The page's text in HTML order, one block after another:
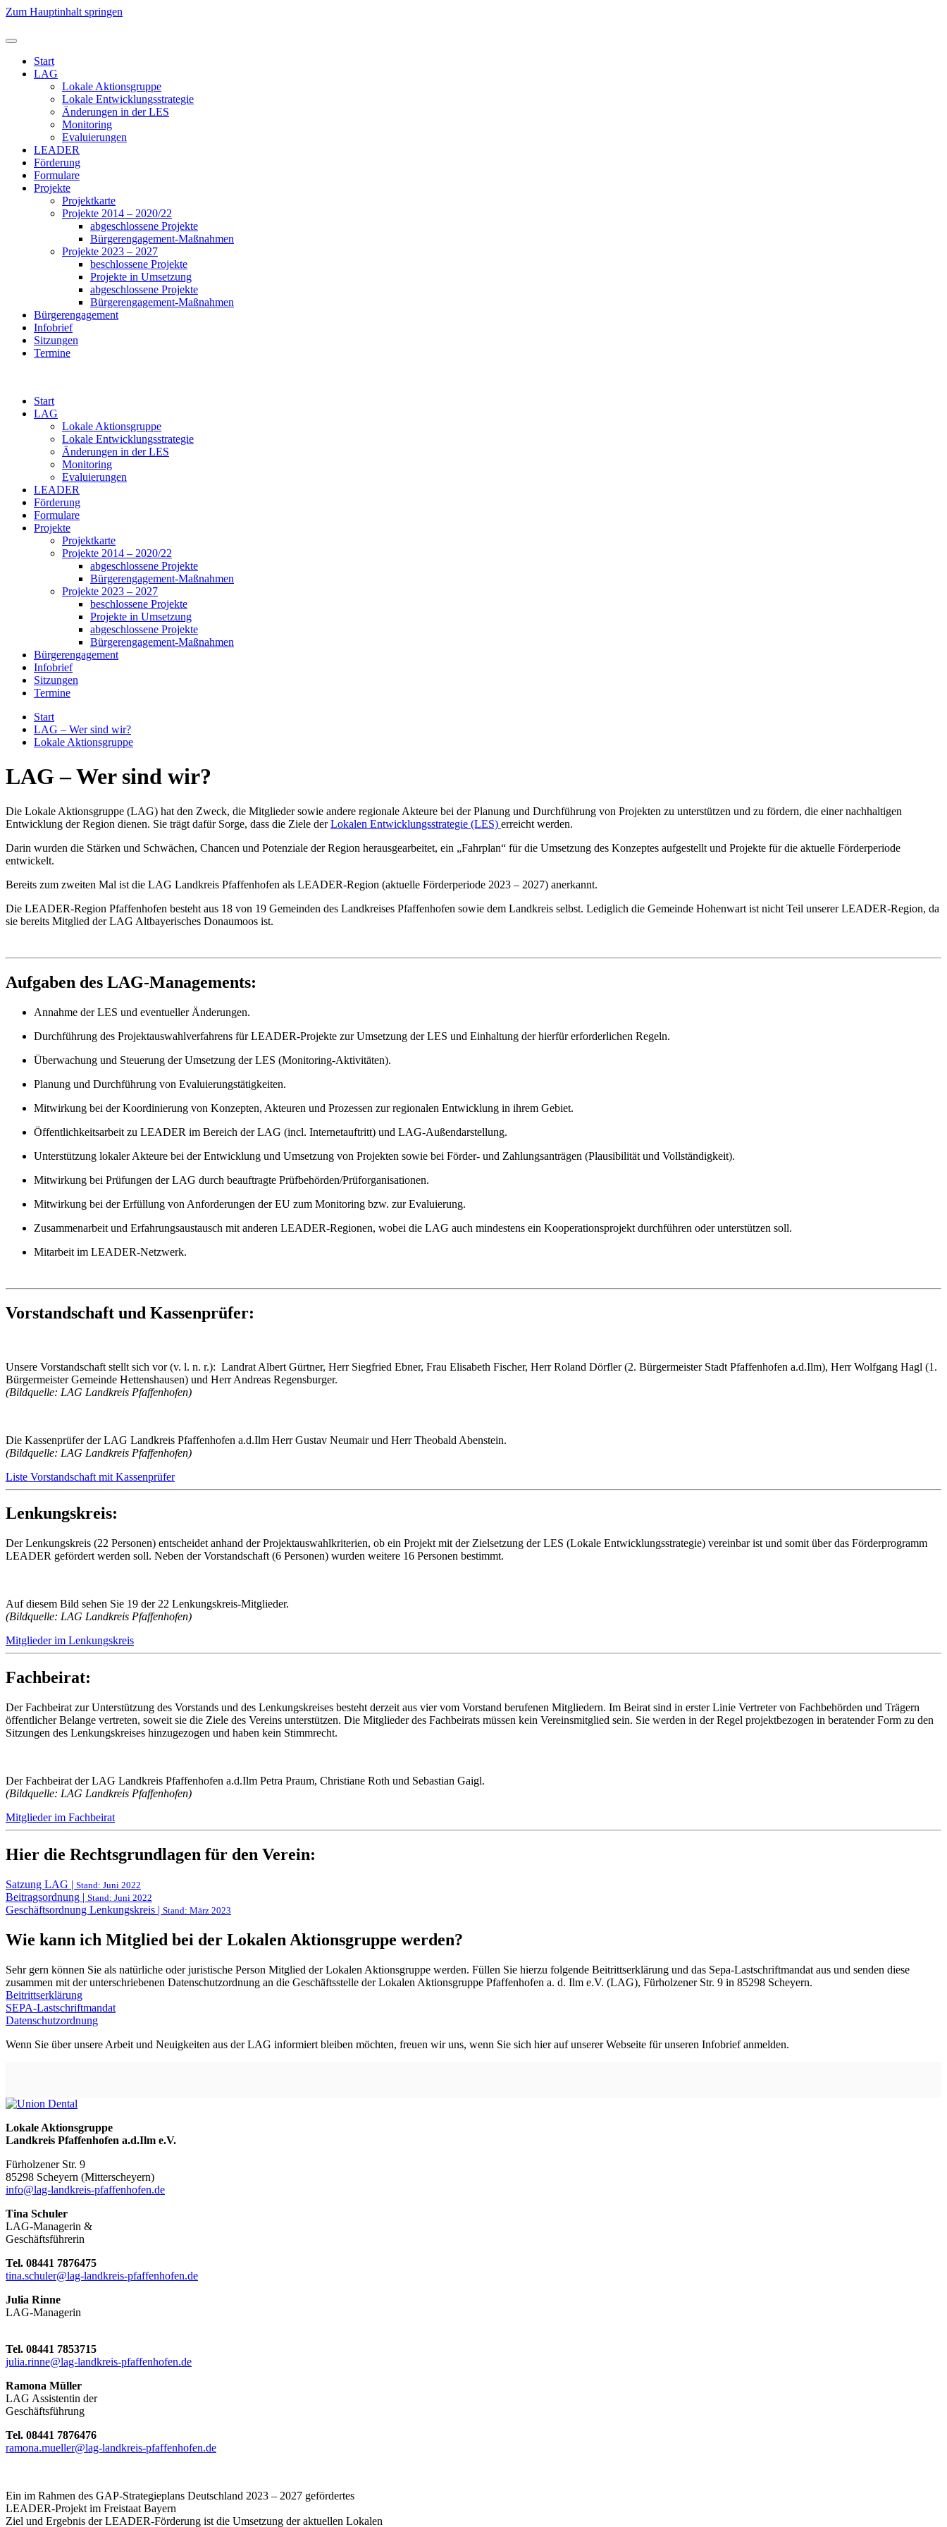
Zum Hauptinhalt springen
Start
LAG
Lokale Aktionsgruppe
Lokale Entwicklungsstrategie
Änderungen in der LES
Monitoring
Evaluierungen
LEADER
Förderung
Formulare
Projekte
Projektkarte
Projekte 2014 – 2020/22
abgeschlossene Projekte
Bürgerengagement-Maßnahmen
Projekte 2023 – 2027
beschlossene Projekte
Projekte in Umsetzung
abgeschlossene Projekte
Bürgerengagement-Maßnahmen
Bürgerengagement
Infobrief
Sitzungen
Termine
Start
LAG
Lokale Aktionsgruppe
Lokale Entwicklungsstrategie
Änderungen in der LES
Monitoring
Evaluierungen
LEADER
Förderung
Formulare
Projekte
Projektkarte
Projekte 2014 – 2020/22
abgeschlossene Projekte
Bürgerengagement-Maßnahmen
Projekte 2023 – 2027
beschlossene Projekte
Projekte in Umsetzung
abgeschlossene Projekte
Bürgerengagement-Maßnahmen
Bürgerengagement
Infobrief
Sitzungen
Termine
Start
LAG – Wer sind wir?
Lokale Aktionsgruppe
LAG – Wer sind wir?
Die Lokale Aktionsgruppe (LAG) hat den Zweck, die Mitglieder sowie andere regionale Akteure bei der Planung und Durchführung von Projekten zu unterstützen und zu fördern, die einer nachhaltigen
Entwicklung der Region dienen. Sie trägt dafür Sorge, dass die Ziele derLokalen Entwicklungsstrategie (LES) erreicht werden.
Darin wurden die Stärken und Schwächen, Chancen und Potenziale der Region herausgearbeitet, ein „Fahrplan“ für die Umsetzung des Konzeptes aufgestellt und Projekte für die aktuelle Förderperiode
entwickelt.
Bereits zum zweiten Mal ist die LAG Landkreis Pfaffenhofen als LEADER-Region (aktuelle Förderperiode 2023 – 2027) anerkannt.
Die LEADER-Region Pfaffenhofen besteht aus 18 von 19 Gemeinden des Landkreises Pfaffenhofen sowie dem Landkreis selbst. Lediglich die Gemeinde Hohenwart ist nicht Teil unserer LEADER-Region, da
sie bereits Mitglied der LAG Altbayerisches Donaumoos ist.
Aufgaben des LAG-Managements:
Annahme der LES und eventueller Änderungen.
Durchführung des Projektauswahlverfahrens für LEADER-Projekte zur Umsetzung der LES und Einhaltung der hierfür erforderlichen Regeln.
Überwachung und Steuerung der Umsetzung der LES (Monitoring-Aktivitäten).
Planung und Durchführung von Evaluierungstätigkeiten.
Mitwirkung bei der Koordinierung von Konzepten, Akteuren und Prozessen zur regionalen Entwicklung in ihrem Gebiet.
Öffentlichkeitsarbeit zu LEADER im Bereich der LAG (incl. Internetauftritt) und LAG-Außendarstellung.
Unterstützung lokaler Akteure bei der Entwicklung und Umsetzung von Projekten sowie bei Förder- und Zahlungsanträgen (Plausibilität und Vollständigkeit).
Mitwirkung bei Prüfungen der LAG durch beauftragte Prüfbehörden/Prüforganisationen.
Mitwirkung bei der Erfüllung von Anforderungen der EU zum Monitoring bzw. zur Evaluierung.
Zusammenarbeit und Erfahrungsaustausch mit anderen LEADER-Regionen, wobei die LAG auch mindestens ein Kooperationsprojekt durchführen oder unterstützen soll.
Mitarbeit im LEADER-Netzwerk.
Vorstandschaft und Kassenprüfer:
Unsere Vorstandschaft stellt sich vor (v. l. n. r.): Landrat Albert Gürtner, Herr Siegfried Ebner, Frau Elisabeth Fischer, Herr Roland Dörfler (2. Bürgermeister Stadt Pfaffenhofen a.d.Ilm), Herr Wolfgang Hagl (1.
Bürgermeister Gemeinde Hettenshausen) und Herr Andreas Regensburger.
(Bildquelle: LAG Landkreis Pfaffenhofen)
Die Kassenprüfer der LAG Landkreis Pfaffenhofen a.d.Ilm Herr Gustav Neumair und Herr Theobald Abenstein.
(Bildquelle: LAG Landkreis Pfaffenhofen)
Liste Vorstandschaft mit Kassenprüfer
Lenkungskreis:
Der Lenkungskreis (22 Personen) entscheidet anhand der Projektauswahlkriterien, ob ein Projekt mit der Zielsetzung der LES (Lokale Entwicklungsstrategie) vereinbar ist und somit über das Förderprogramm
LEADER gefördert werden soll. Neben der Vorstandschaft (6 Personen) wurden weitere 16 Personen bestimmt.
Auf diesem Bild sehen Sie 19 der 22 Lenkungskreis-Mitglieder.
(Bildquelle: LAG Landkreis Pfaffenhofen)
Mitglieder im Lenkungskreis
Fachbeirat:
Der Fachbeirat zur Unterstützung des Vorstands und des Lenkungskreises besteht derzeit aus vier vom Vorstand berufenen Mitgliedern. Im Beirat sind in erster Linie Vertreter von Fachbehörden und Trägern
öffentlicher Belange vertreten, soweit sie die Ziele des Vereins unterstützen. Die Mitglieder des Fachbeirats müssen kein Vereinsmitglied sein. Sie werden in der Regel projektbezogen in beratender Form zu den
Sitzungen des Lenkungskreises hinzugezogen und haben kein Stimmrecht.
Der Fachbeirat der LAG Landkreis Pfaffenhofen a.d.Ilm Petra Praum, Christiane Roth und Sebastian Gaigl.
(Bildquelle: LAG Landkreis Pfaffenhofen)
Mitglieder im Fachbeirat
Hier die Rechtsgrundlagen für den Verein:
Satzung LAG | Stand: Juni 2022
Beitragsordnung | Stand: Juni 2022
Geschäftsordnung Lenkungskreis | Stand: März 2023
Wie kann ich Mitglied bei der Lokalen Aktionsgruppe werden?
Sehr gern können Sie als natürliche oder juristische Person Mitglied der Lokalen Aktionsgruppe werden. Füllen Sie hierzu folgende Beitrittserklärung und das Sepa-Lastschriftmandat aus und senden diese
zusammen mit der unterschriebenen Datenschutzordnung an die Geschäftsstelle der Lokalen Aktionsgruppe Pfaffenhofen a. d. Ilm e.V. (LAG), Fürholzener Str. 9 in 85298 Scheyern.
Beitrittserklärung
SEPA-Lastschriftmandat
Datenschutzordnung
Wenn Sie über unsere Arbeit und Neuigkeiten aus der LAG informiert bleiben möchten, freuen wir uns, wenn Sie sich hier auf unserer Webseite für unseren Infobrief anmelden.
Lokale Aktionsgruppe
Landkreis Pfaffenhofen a.d.Ilm e.V.
Fürholzener Str. 9
85298 Scheyern (Mitterscheyern)
info@lag-landkreis-pfaffenhofen.de
Tina Schuler
LAG-Managerin &
Geschäftsführerin
Tel. 08441 7876475
tina.schuler@lag-landkreis-pfaffenhofen.de
Julia Rinne
LAG-Managerin
Tel. 08441 7853715
julia.rinne@lag-landkreis-pfaffenhofen.de
Ramona Müller
LAG Assistentin der
Geschäftsführung
Tel. 08441 7876476
ramona.mueller@lag-landkreis-pfaffenhofen.de
Ein im Rahmen des GAP-Strategieplans Deutschland 2023 – 2027 gefördertes
LEADER-Projekt im Freistaat Bayern
Ziel und Ergebnis der LEADER-Förderung ist die Umsetzung der aktuellen Lokalen